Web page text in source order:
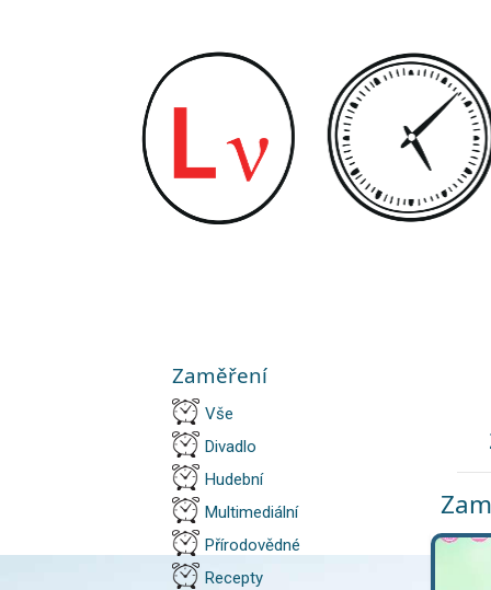
Zaměření
Vše
Divadlo
Hudební
Multimediální
Přírodovědné
Recepty